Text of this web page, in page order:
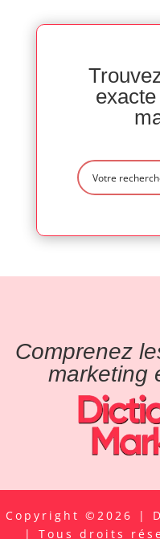
Comprenez
marketing
Copyright ©2026 |
| Tous droits